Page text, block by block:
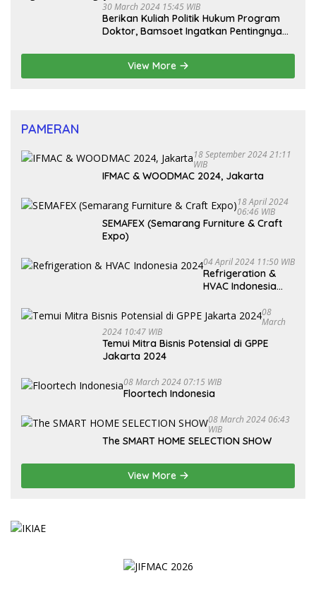
30 March 2024 15:45 WIB
Berikan Kuliah Politik Hukum Program
Doktor, Bamsoet Ingatkan Pentingnya
View More
PAMERAN
18 September 2024 21:11
WIB
IFMAC & WOODMAC 2024, Jakarta
18 April 2024
06:46 WIB
SEMAFEX (Semarang Furniture & Craft
Expo)
04 April 2024 11:50 WIB
Refrigeration &
HVAC Indonesia
08
March
2024 10:47 WIB
Temui Mitra Bisnis Potensial di GPPE
Jakarta 2024
08 March 2024 07:15 WIB
Floortech Indonesia
08 March 2024 06:43
WIB
The SMART HOME SELECTION SHOW
View More